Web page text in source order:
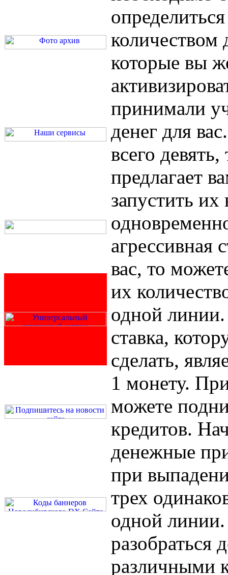
которые вы
принимали
денег для
всего
предлагает
запустить их
агрессивная
вас, то
их
одной
ставка,
сделать,
1 монету.
можете
кредитов.
денежные
при
трех
одной
разобраться
различными